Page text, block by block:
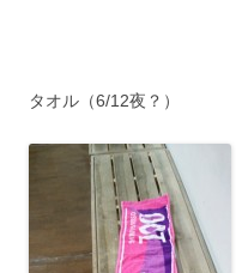
タオル（6/12夜？）